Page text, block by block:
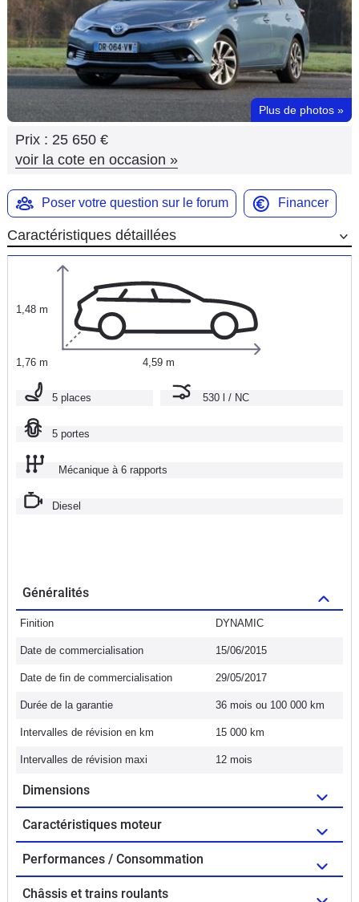
Services
Forum
Moto
Marques
Plus de photos »
Prix : 25 650 €
voir la cote en occasion »
Poser votre question sur le forum Financer
Caractéristiques détaillées
1,48 m
1,76 m 4,59 m
5 places 530 l / NC
5 portes
Mécanique à 6 rapports
Diesel
Généralités
Finition DYNAMIC
Date de commercialisation 15/06/2015
Date de fin de commercialisation 29/05/2017
Durée de la garantie 36 mois ou 100 000 km
Intervalles de révision en km 15 000 km
Intervalles de révision maxi 12 mois
Dimensions
Caractéristiques moteur
Performances / Consommation
Châssis et trains roulants